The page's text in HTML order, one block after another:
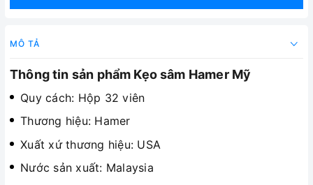
MÔ TẢ
Thông tin sản phẩm Kẹo sâm Hamer Mỹ
Quy cách: Hộp 32 viên
Thương hiệu: Hamer
Xuất xứ thương hiệu: USA
Nước sản xuất: Malaysia